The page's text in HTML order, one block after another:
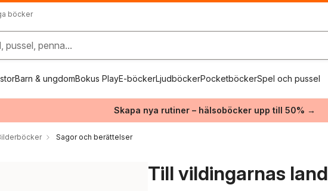
böcker
pussel, penna...
Barn & ungdomBokus PlayE-böckerLjudböckerPocketböckerSpel och pussel
Skapa nya rutiner – hälsoböcker upp till 50% →
Sagor och berättelser
Till vildingarnas land